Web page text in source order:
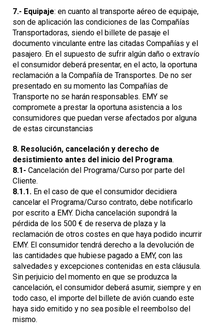
7.- Equipaje: en cuanto al transporte aéreo de equipaje,
son de aplicación las condiciones de las Compañías
Transportadoras, siendo el billete de pasaje el
documento vinculante entre las citadas Compañías y el
pasajero. En el supuesto de sufrir algún daño o extravío
el consumidor deberá presentar, en el acto, la oportuna
reclamación a la Compañía de Transportes. De no ser
presentado en su momento las Compañías de
Transporte no se harán responsables. EMY se
compromete a prestar la oportuna asistencia a los
consumidores que puedan verse afectados por alguna
de estas circunstancias
8. Resolución, cancelación y derecho de
desistimiento antes del inicio del Programa.
8.1- Cancelación del Programa/Curso por parte del
Cliente.
8.1.1. En el caso de que el consumidor decidiera
cancelar el Programa/Curso contrato, debe notificarlo
por escrito a EMY. Dicha cancelación supondrá la
pérdida de los 500 € de reserva de plaza y la
reclamación de otros costes en que haya podido incurrir
EMY. El consumidor tendrá derecho a la devolución de
las cantidades que hubiese pagado a EMY, con las
salvedades y excepciones contenidas en esta cláusula.
Sin perjuicio del momento en que se produzca la
cancelación, el consumidor deberá asumir, siempre y en
todo caso, el importe del billete de avión cuando este
haya sido emitido y no sea posible el reembolso del
mismo.